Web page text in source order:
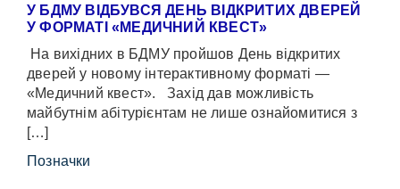
У БДМУ ВІДБУВСЯ ДЕНЬ ВІДКРИТИХ ДВЕРЕЙ
У ФОРМАТІ «МЕДИЧНИЙ КВЕСТ»
На вихідних в БДМУ пройшов День відкритих
дверей у новому інтерактивному форматі —
«Медичний квест». Захід дав можливість
майбутнім абітурієнтам не лише ознайомитися з
[…]
Позначки